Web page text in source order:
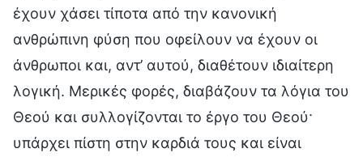
έχουν χάσει τίποτα από την κανονική
ανθρώπινη φύση που οφείλουν να έχουν οι
άνθρωποι και, αντ’ αυτού, διαθέτουν ιδιαίτερη
λογική. Μερικές φορές, διαβάζουν τα λόγια του
Θεού και συλλογίζονται το έργο του Θεού·
υπάρχει πίστη στην καρδιά τους και είναι